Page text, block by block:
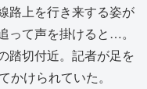
路上を行き来する姿が
って声を掛けると…。
踏切付近。記者が足を
けられていた。